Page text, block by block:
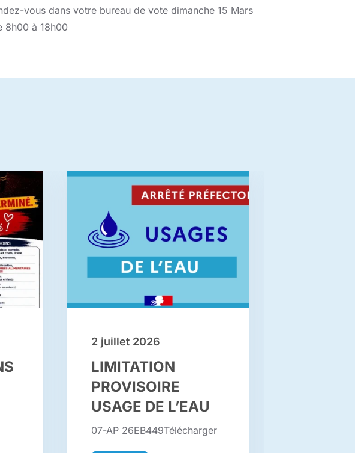
vous dans votre bureau de vote dimanche 15 Mars
8h00 à 18h00
2 juillet 2026
LIMITATION
PROVISOIRE
USAGE DE L’EAU
07-AP 26EB449Télécharger